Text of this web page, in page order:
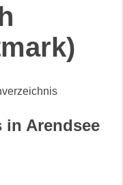
in Arendsee